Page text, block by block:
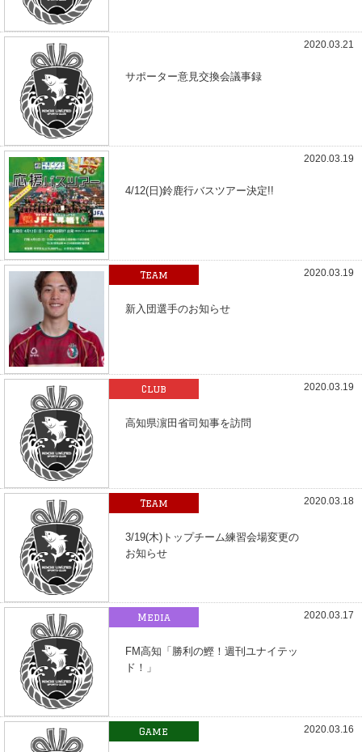
2020.03.21
サポーター意見交換会議事録
2020.03.19
4/12(日)鈴鹿行バスツアー決定!!
Team 2020.03.19
新入団選手のお知らせ
Club 2020.03.19
高知県濵田省司知事を訪問
Team 2020.03.18
3/19(木)トップチーム練習会場変更の
お知らせ
Media 2020.03.17
FM高知「勝利の鰹！週刊ユナイテッ
ド！」
Game 2020.03.16